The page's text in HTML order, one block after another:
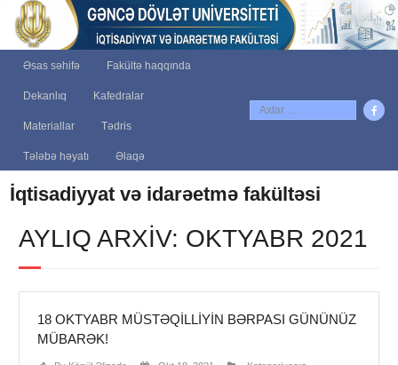
Əsas səhifə Fakültə haqqında
Dekanlıq Kafedralar
Materiallar Tədris
Tələbə həyatı Əlaqə
İqtisadiyyat və idarəetmə fakültəsi
AYLIQ ARXIV: OKTYABR 2021
18 OKTYABR MÜSTƏQILLIYIN BƏRPASI GÜNÜNÜZ
MÜBARƏK!